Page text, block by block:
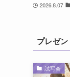
2026.8.07
プレゼン
試写会